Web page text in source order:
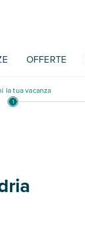
OFFERTE
la tua vacanza